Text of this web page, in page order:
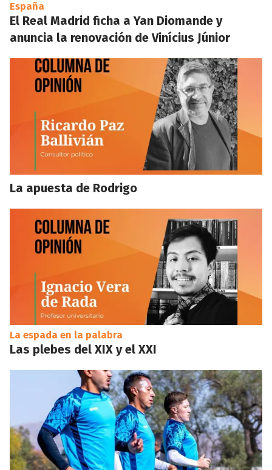
España
El Real Madrid ficha a Yan Diomande y
anuncia la renovación de Vinícius Júnior
La apuesta de Rodrigo
La espada en la palabra
Las plebes del XIX y el XXI